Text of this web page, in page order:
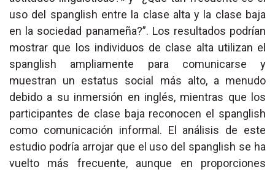
uso del spanglish entre la clase alta y la clase baja
en la sociedad panameña?”. Los resultados podrían
mostrar que los individuos de clase alta utilizan el
spanglish ampliamente para comunicarse y
muestran un estatus social más alto, a menudo
debido a su inmersión en inglés, mientras que los
participantes de clase baja reconocen el spanglish
como comunicación informal. El análisis de este
estudio podría arrojar que el uso del spanglish se ha
vuelto más frecuente, aunque en proporciones